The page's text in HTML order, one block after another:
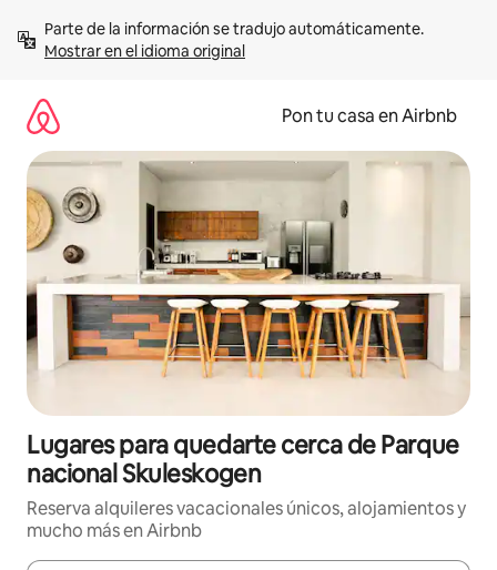
contenidoMostrar en el idioma original
Pon tu casa en Airbnb
Lugares para quedarte cerca de Parque
nacional Skuleskogen
Reserva alquileres vacacionales únicos, alojamientos y
mucho más en Airbnb